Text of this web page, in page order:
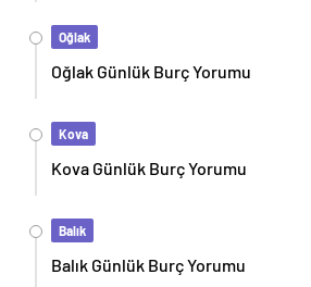
Oğlak
Oğlak Günlük Burç Yorumu
Kova
Kova Günlük Burç Yorumu
Balık
Balık Günlük Burç Yorumu